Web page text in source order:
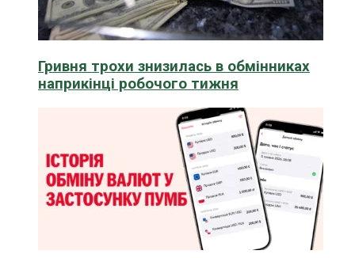
Гривня трохи знизилась в обмінниках
наприкінці робочого тижня